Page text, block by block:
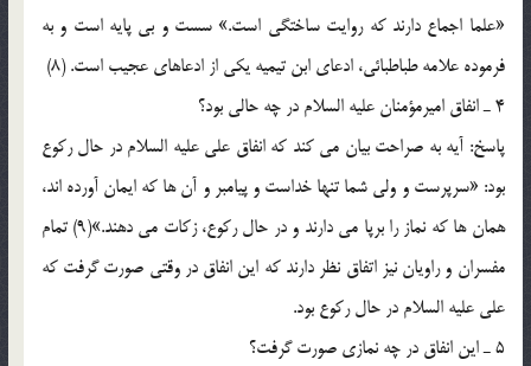
«علما اجماع دارند که روایت ساختگی است.» سست و بی پایه است و به
فرموده علامه طباطبائی، ادعای ابن تیمیه یکی از ادعاهای عجیب است. (8)
4 ـ انفاق امیرمؤمنان علیه السلام در چه حالی بود؟
پاسخ: آیه به صراحت بیان می کند که انفاق علی علیه السلام در حال رکوع
بود: «سرپرست و ولی شما تنها خداست و پیامبر و آن ها که ایمان آورده اند،
همان ها که نماز را برپا می دارند و در حال رکوع، زکات می دهند.»(9) تمام
مفسران و راویان نیز اتفاق نظر دارند که این انفاق در وقتی صورت گرفت که
علی علیه السلام در حال رکوع بود.
5 ـ این انفاق در چه نمازی صورت گرفت؟